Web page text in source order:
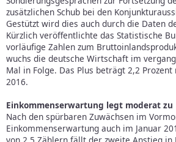
zusätzlichen Schub bei den
Gestützt wird dies auch durch die Daten
Kürzlich veröffentlichte das Statistische
vorläufige Zahlen zum
wuchs die deutsche Wirtschaft im
Mal in Folge. Das Plus beträgt 2,2 Prozent
2016.
Einkommenserwartung legt moderat zu
Nach den spürbaren Zuwächsen im
Einkommenserwartung auch im Januar